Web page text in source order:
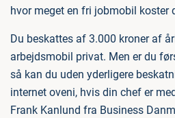
hvor meget en fri jobmobil koster
Du beskattes af 3.000 kroner af
arbejdsmobil privat. Men er du
så kan du uden yderligere
internet oveni, hvis din chef er
Frank Kanlund fra Business